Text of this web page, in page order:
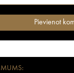
MUMS: